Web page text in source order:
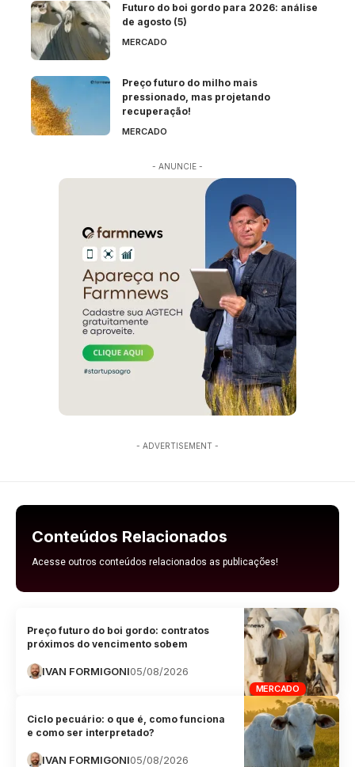
Futuro do boi gordo para 2026: análise
de agosto (5)
MERCADO
Preço futuro do milho mais
pressionado, mas projetando
recuperação!
MERCADO
- ANUNCIE -
- ADVERTISEMENT -
Conteúdos Relacionados
Acesse outros conteúdos relacionados as publicações!
MERCADO
Preço futuro do boi gordo: contratos
próximos do vencimento sobem
IVAN FORMIGONI05/08/2026
Ciclo pecuário: o que é, como funciona
e como ser interpretado?
IVAN FORMIGONI05/08/2026